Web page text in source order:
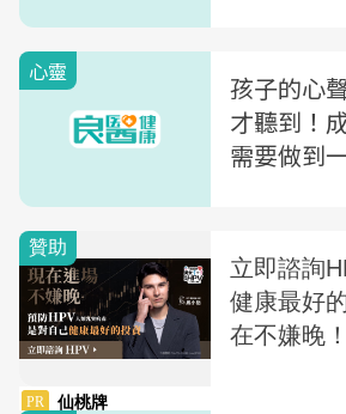
心靈
孩子的心
才聽到！
需要做到